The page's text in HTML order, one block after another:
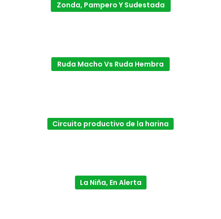
Zonda, Pampero Y Sudestada
Ruda Macho Vs Ruda Hembra
Circuito productivo de la harina
La Niña, En Alerta